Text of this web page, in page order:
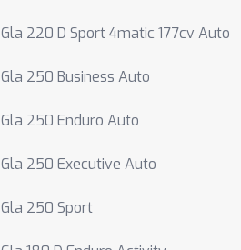
220 D Sport 4matic 177cv Auto
250 Business Auto
250 Enduro Auto
250 Executive Auto
250 Sport